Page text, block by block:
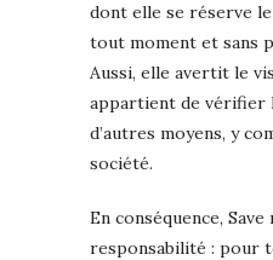
dont elle se réserve
tout moment et sans
Aussi, elle avertit le
appartient de vérifier
d’autres moyens, y
société.
En conséquence,
responsabilité : pour